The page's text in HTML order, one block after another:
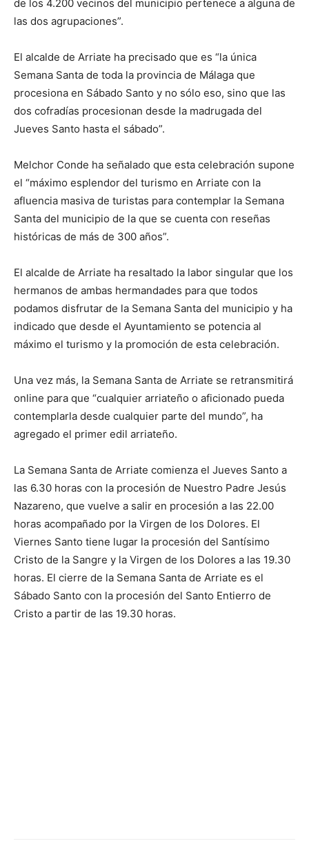
de los 4.200 vecinos del municipio pertenece a alguna de
las dos agrupaciones”.
El alcalde de Arriate ha precisado que es “la única
Semana Santa de toda la provincia de Málaga que
procesiona en Sábado Santo y no sólo eso, sino que las
dos cofradías procesionan desde la madrugada del
Jueves Santo hasta el sábado”.
Melchor Conde ha señalado que esta celebración supone
el “máximo esplendor del turismo en Arriate con la
afluencia masiva de turistas para contemplar la Semana
Santa del municipio de la que se cuenta con reseñas
históricas de más de 300 años”.
El alcalde de Arriate ha resaltado la labor singular que los
hermanos de ambas hermandades para que todos
podamos disfrutar de la Semana Santa del municipio y ha
indicado que desde el Ayuntamiento se potencia al
máximo el turismo y la promoción de esta celebración.
Una vez más, la Semana Santa de Arriate se retransmitirá
online para que “cualquier arriateño o aficionado pueda
contemplarla desde cualquier parte del mundo”, ha
agregado el primer edil arriateño.
La Semana Santa de Arriate comienza el Jueves Santo a
las 6.30 horas con la procesión de Nuestro Padre Jesús
Nazareno, que vuelve a salir en procesión a las 22.00
horas acompañado por la Virgen de los Dolores. El
Viernes Santo tiene lugar la procesión del Santísimo
Cristo de la Sangre y la Virgen de los Dolores a las 19.30
horas. El cierre de la Semana Santa de Arriate es el
Sábado Santo con la procesión del Santo Entierro de
Cristo a partir de las 19.30 horas.